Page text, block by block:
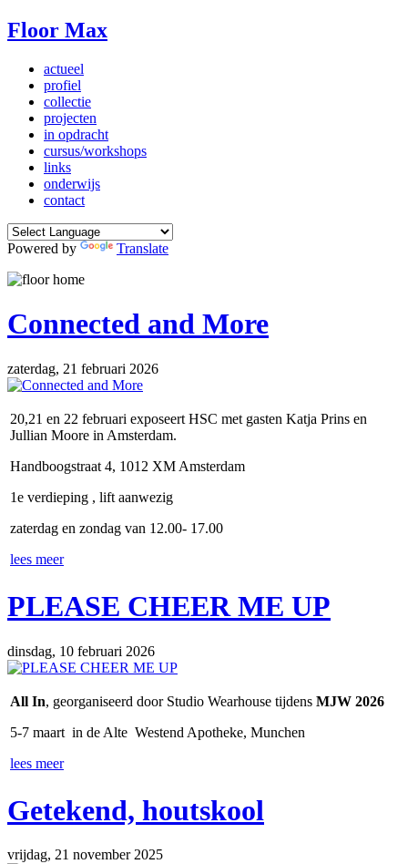
Floor Max
actueel
profiel
collectie
projecten
in opdracht
cursus/workshops
links
onderwijs
contact
Powered by Translate
Connected and More
zaterdag, 21 februari 2026
20,21 en 22 februari exposeert HSC met gasten Katja Prins en
Jullian Moore in Amsterdam.
Handboogstraat 4, 1012 XM Amsterdam
1e verdieping , lift aanwezig
zaterdag en zondag van 12.00- 17.00
lees meer
PLEASE CHEER ME UP
dinsdag, 10 februari 2026
All In, georganiseerd door Studio Wearhouse tijdens MJW 2026
5-7 maart in de Alte Westend Apotheke, Munchen
lees meer
Getekend, houtskool
vrijdag, 21 november 2025